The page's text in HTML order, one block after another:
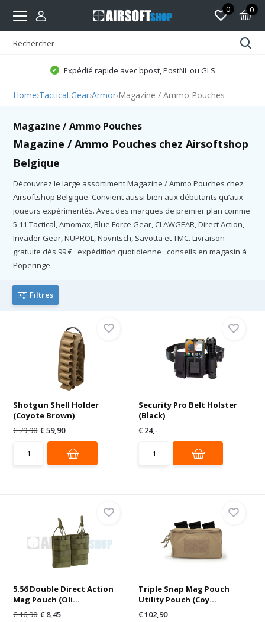
0 0
Expédié rapide avec bpost, PostNL ou GLS
Home›Tactical Gear›Armor›Magazine / Ammo Pouches
Magazine / Ammo Pouches
Magazine / Ammo Pouches chez Airsoftshop
Belgique
Découvrez le large assortiment Magazine / Ammo Pouches chez
Airsoftshop Belgique. Convient aussi bien aux débutants qu’aux
joueurs expérimentés. Avec des marques de premier plan comme
5.11 Tactical, Amomax, Blue Force Gear, CLAWGEAR, Direct Action,
Invader Gear, NUPROL, Novritsch, Savotta et TMC. Livraison
gratuite dès 99 € · expédition quotidienne · conseils en magasin à
Poperinge.
Filtres
Shotgun Shell Holder
(Coyote Brown)
€ 79,90 € 59,90
Security Pro Belt Holster
(Black)
€ 24,-
5.56 Double Direct Action
Mag Pouch (Oli...
€ 16,90 € 8,45
Triple Snap Mag Pouch
Utility Pouch (Coy...
€ 102,90